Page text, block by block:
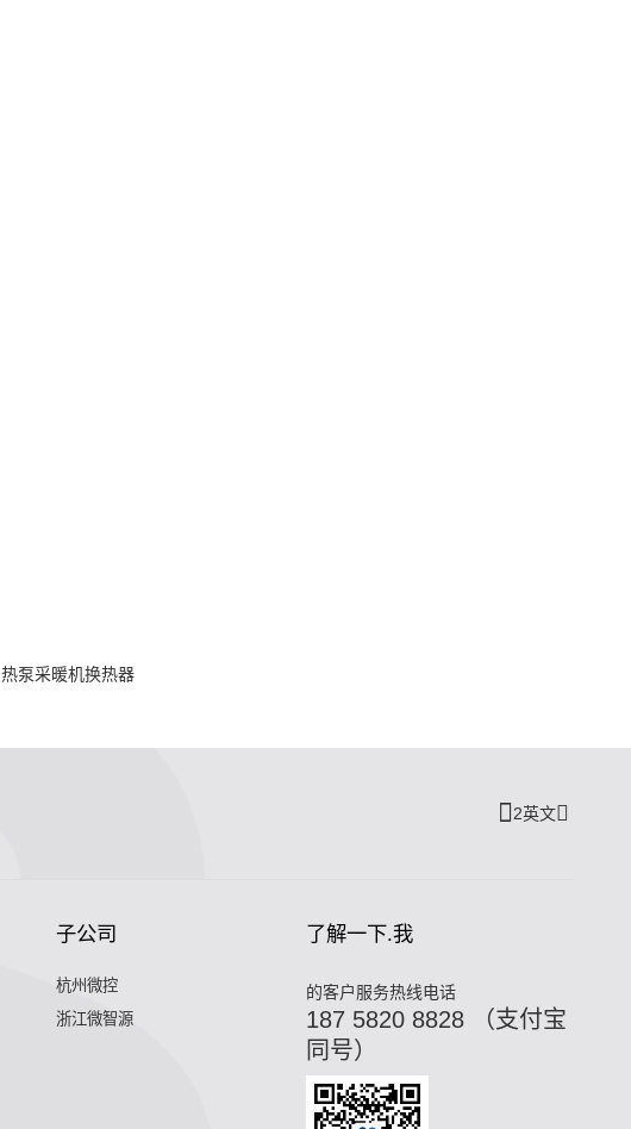
热泵采暖机换热器
2英文
子公司
杭州微控
浙江微智源
了解一下.我
的客户服务热线电话
187 5820 8828 （支付宝
同号）